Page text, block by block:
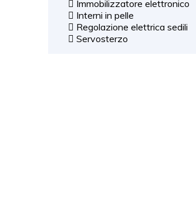
Immobilizzatore elettronico
Interni in pelle
Regolazione elettrica sedili
Servosterzo